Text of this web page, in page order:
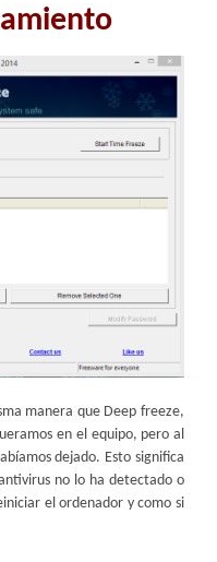
manera que Deep freeze,
en el equipo, pero al
dejado. Esto significa
no lo ha detectado o
el ordenador y como si